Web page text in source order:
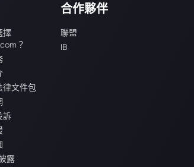
擇
？
律文件包
訴
露
合作夥伴
聯盟
IB